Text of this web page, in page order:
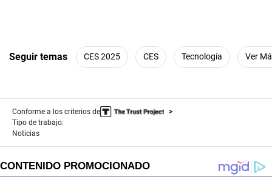
Seguir temas CES 2025 CES Tecnología Ver
Conforme a los criterios de
Tipo de trabajo:
Noticias